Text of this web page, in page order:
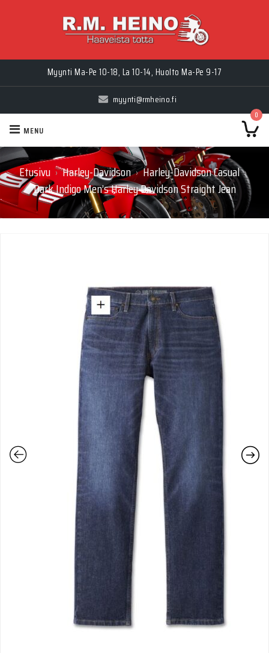
Myynti Ma-Pe 10-18, La 10-14, Huolto Ma-Pe 9-17
myynti@rmheino.fi
0
MENU
Etusivu › Harley-Davidson › Harley-Davidson Casual ›
Dark Indigo Men’s Harley Davidson Straight Jean